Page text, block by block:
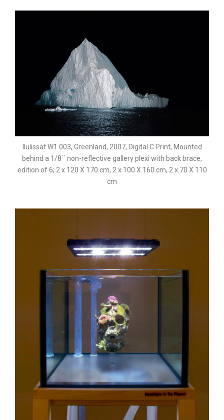
Ilulissat W1 003, Greenland, 2007, Digital C Print, Mounted
behind a 1/8`` non-reflective gallery plexi with back brace,
edition of 6; 2 x 120 X 170 cm, 2 x 100 X 160 cm, 2 x 70 X 110
cm